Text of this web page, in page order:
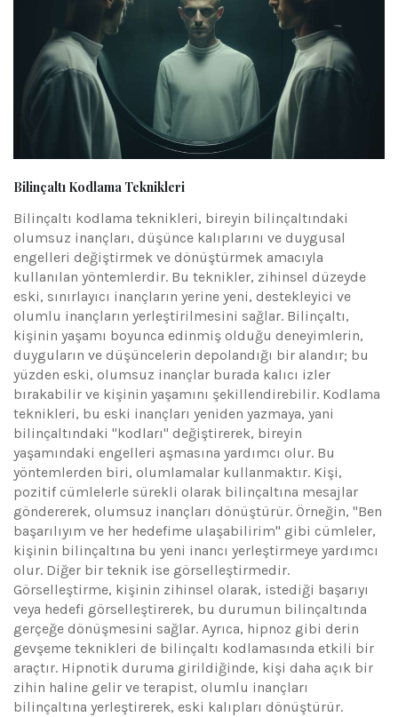
Bilinçaltı Kodlama Teknikleri
Bilinçaltı kodlama teknikleri, bireyin bilinçaltındaki
olumsuz inançları, düşünce kalıplarını ve duygusal
engelleri değiştirmek ve dönüştürmek amacıyla
kullanılan yöntemlerdir. Bu teknikler, zihinsel düzeyde
eski, sınırlayıcı inançların yerine yeni, destekleyici ve
olumlu inançların yerleştirilmesini sağlar. Bilinçaltı,
kişinin yaşamı boyunca edinmiş olduğu deneyimlerin,
duyguların ve düşüncelerin depolandığı bir alandır; bu
yüzden eski, olumsuz inançlar burada kalıcı izler
bırakabilir ve kişinin yaşamını şekillendirebilir. Kodlama
teknikleri, bu eski inançları yeniden yazmaya, yani
bilinçaltındaki "kodları" değiştirerek, bireyin
yaşamındaki engelleri aşmasına yardımcı olur. Bu
yöntemlerden biri, olumlamalar kullanmaktır. Kişi,
pozitif cümlelerle sürekli olarak bilinçaltına mesajlar
göndererek, olumsuz inançları dönüştürür. Örneğin, "Ben
başarılıyım ve her hedefime ulaşabilirim" gibi cümleler,
kişinin bilinçaltına bu yeni inancı yerleştirmeye yardımcı
olur. Diğer bir teknik ise görselleştirmedir.
Görselleştirme, kişinin zihinsel olarak, istediği başarıyı
veya hedefi görselleştirerek, bu durumun bilinçaltında
gerçeğe dönüşmesini sağlar. Ayrıca, hipnoz gibi derin
gevşeme teknikleri de bilinçaltı kodlamasında etkili bir
araçtır. Hipnotik duruma girildiğinde, kişi daha açık bir
zihin haline gelir ve terapist, olumlu inançları
bilinçaltına yerleştirerek, eski kalıpları dönüştürür.